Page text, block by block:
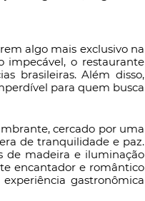
algo mais exclusivo na
impecável, o restaurante
brasileiras. Além disso,
para quem busca
cercado por uma
de tranquilidade e paz.
de madeira e iluminação
encantador e romântico
gastronômica